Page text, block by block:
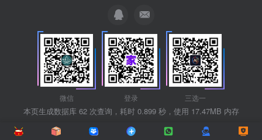
微信 登录 三选一
本页生成数据库 62 次查询，耗时 0.899 秒，使用 17.47MB 内存